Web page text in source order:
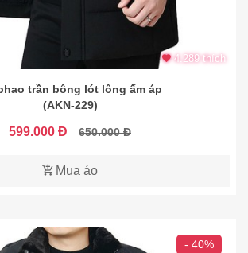
4.289 thích
trần bông lót lông ấm áp
(AKN-229)
599.000 Đ 650.000 Đ
Mua áo
- 40%